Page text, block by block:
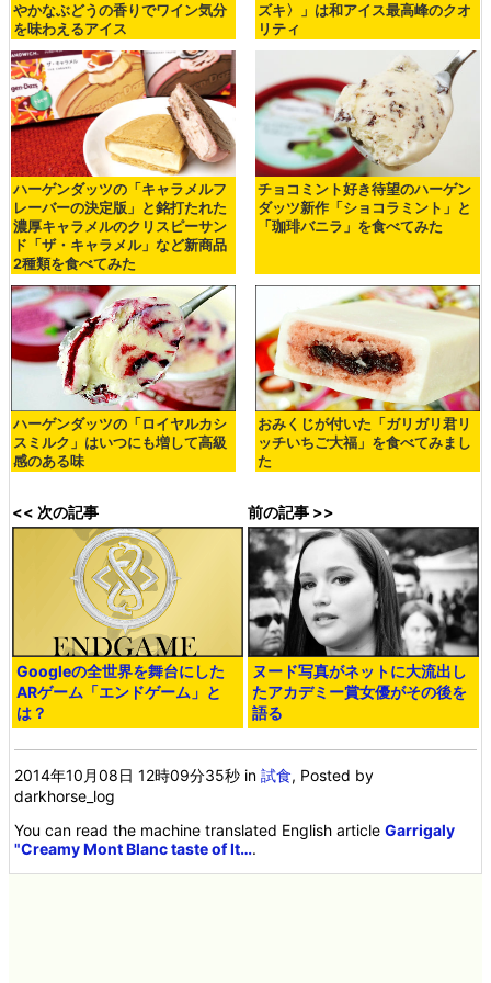
やかなぶどうの香りでワイン気分
を味わえるアイス
ズキ〉」は和アイス最高峰のクオ
リティ
ハーゲンダッツの「キャラメルフ
レーバーの決定版」と銘打たれた
濃厚キャラメルのクリスピーサン
ド「ザ・キャラメル」など新商品
2種類を食べてみた
チョコミント好き待望のハーゲン
ダッツ新作「ショコラミント」と
「珈琲バニラ」を食べてみた
ハーゲンダッツの「ロイヤルカシ
スミルク」はいつにも増して高級
感のある味
おみくじが付いた「ガリガリ君リ
ッチいちご大福」を食べてみまし
た
<< 次の記事
Googleの全世界を舞台にした
ARゲーム「エンドゲーム」と
は？
前の記事 >>
ヌード写真がネットに大流出し
たアカデミー賞女優がその後を
語る
2014年10月08日 12時09分35秒 in試食, Posted by
darkhorse_log
You can read the machine translated English articleGarrigaly
"Creamy Mont Blanc taste of It….